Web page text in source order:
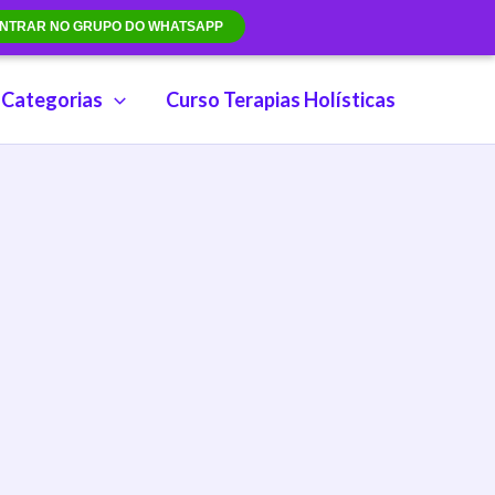
NO GRUPO DO WHATSAPP
Categorias Curso Terapias Holísticas